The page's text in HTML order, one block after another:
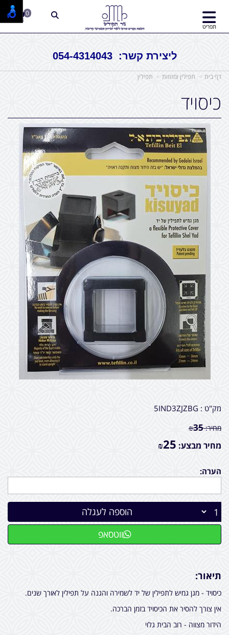
ליצירת קשר: 054-4314043
תפריט
0
דף בית תפילין ומזוזות תפילין
כיסויד
מק"ט : 5IND3ZJZBG
מחיר: ₪35
מחיר מבצע: ₪25
הערה:
הוספה לעגלה
ווטסאפ
תיאור:
כיסויד - מגן גמיש לתפילין של יד לשמירה והגנה על תפילין לאורך שנים.
אין צורך להסיר את הכיסויד בזמן הברכה.
הידור מצווה - רוב הבית גלוי